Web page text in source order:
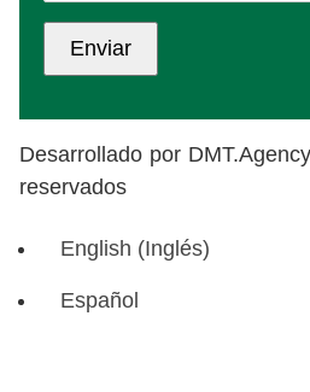
Desarrollado por
reservados
English (Inglés)
Español